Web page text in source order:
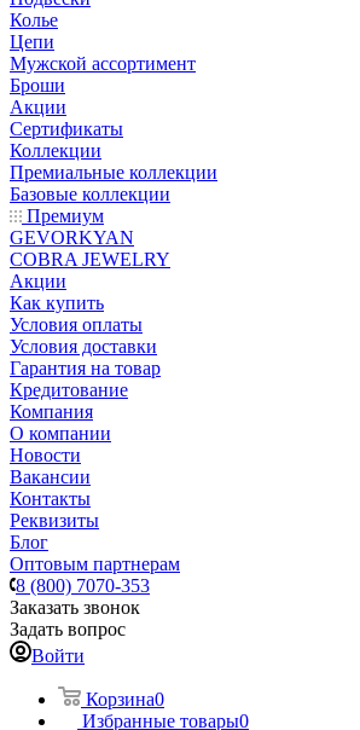
Колье
Цепи
Мужской ассортимент
Броши
Акции
Сертификаты
Коллекции
Премиальные коллекции
Базовые коллекции
Премиум
GEVORKYAN
COBRA JEWELRY
Акции
Как купить
Условия оплаты
Условия доставки
Гарантия на товар
Кредитование
Компания
О компании
Новости
Вакансии
Контакты
Реквизиты
Блог
Оптовым партнерам
8 (800) 7070-353
Заказать звонок
Задать вопрос
Войти
Корзина0
Избранные товары0